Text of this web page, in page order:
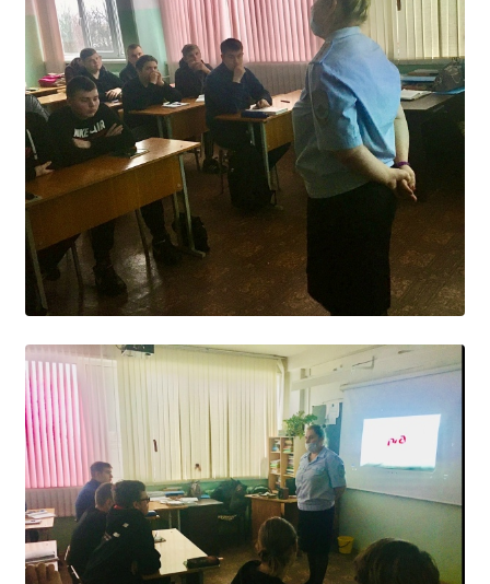
Организация питания в образовательной
организации
УЧЕБНАЯ РАБОТА
Расписание занятий
Заочное отделение
Локальные акты
ВОСПИТАТЕЛЬНАЯ РАБОТА
Безопасность на железной дороге
ГТО
Дополнительное образование
Информационная безопасность
Информация для детей-сирот
Памятные даты военной истории
Пожарная безопасность
Программа воспитания
Противодействие терроризму
Профилактическая работа